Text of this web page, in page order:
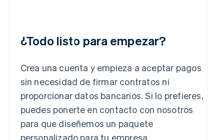
¿Todo listo para empezar?
Crea una cuenta y empieza a aceptar pagos
sin necesidad de firmar contratos ni
proporcionar datos bancarios. Si lo prefieres,
puedes ponerte en contacto con nosotros
para que diseñemos un paquete
personalizado para tu empresa.
English
Japón
日本語English
Letonia
Liechtenstein
Deutsch English
Lituania